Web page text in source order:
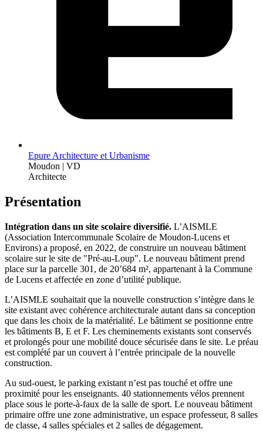
Epure Architecture et Urbanisme
Moudon | VD
Architecte
Présentation
Intégration dans un site scolaire diversifié. L’AISMLE
(Association Intercommunale Scolaire de Moudon-Lucens et
Environs) a proposé, en 2022, de construire un nouveau bâtiment
scolaire sur le site de "Pré-au-Loup". Le nouveau bâtiment prend
place sur la parcelle 301, de 20’684 m², appartenant à la Commune
de Lucens et affectée en zone d’utilité publique.
L’AISMLE souhaitait que la nouvelle construction s’intègre dans le
site existant avec cohérence architecturale autant dans sa conception
que dans les choix de la matérialité. Le bâtiment se positionne entre
les bâtiments B, E et F. Les cheminements existants sont conservés
et prolongés pour une mobilité douce sécurisée dans le site. Le préau
est complété par un couvert à l’entrée principale de la nouvelle
construction.
Au sud-ouest, le parking existant n’est pas touché et offre une
proximité pour les enseignants. 40 stationnements vélos prennent
place sous le porte-à-faux de la salle de sport. Le nouveau bâtiment
primaire offre une zone administrative, un espace professeur, 8 salles
de classe, 4 salles spéciales et 2 salles de dégagement.